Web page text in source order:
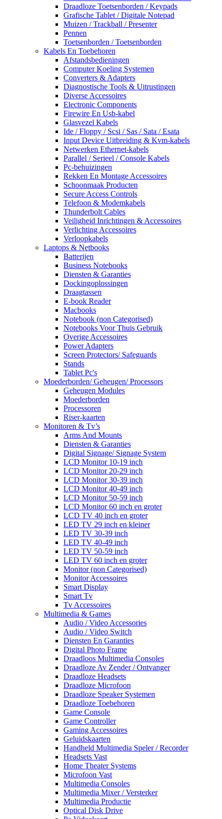
Draadloze Toetsenborden / Keypads
Grafische Tablet / Digitale Notepad
Muizen / Trackball / Presenter
Pennen
Toetsenborden / Toetsenborden
Kabels En Toebehoren
Afstandsbedieningen
Computer Koeling Systemen
Converters & Adapters
Diagnostische Tools & Uitrustingen
Diverse Accessoires
Electronic Components
Firewire En Usb-kabel
Glasvezel Kabels
Ide / Floppy / Scsi / Sas / Sata / Esata
Input Device Uitbreiding & Kvm-kabels
Netwerken Ethernet-kabels
Parallel / Serieel / Console Kabels
Pc-behuizingen
Rekken En Montage Accessoires
Schoonmaak Producten
Secure Access Controls
Telefoon & Modemkabels
Thunderbolt Cables
Veiligheid Inrichtingen & Accessoires
Verlichting Accessoires
Verloopkabels
Laptops & Netbooks
Batterijen
Business Notebooks
Diensten & Garanties
Dockingoplossingen
Draagtassen
E-book Reader
Macbooks
Notebook (non Categorised)
Notebooks Voor Thuis Gebruik
Overige Accessoires
Power Adapters
Screen Protectors/ Safeguards
Stands
Tablet Pc's
Moederborden/ Geheugen/ Processors
Geheugen Modules
Moederborden
Processoren
Riser-kaarten
Monitoren & Tv’s
Arms And Mounts
Diensten & Garanties
Digital Signage/ Signage System
LCD Monitor 10-19 inch
LCD Monitor 20-29 inch
LCD Monitor 30-39 inch
LCD Monitor 40-49 inch
LCD Monitor 50-59 inch
LCD Monitor 60 inch en groter
LCD TV 40 inch en groter
LED TV 29 inch en kleiner
LED TV 30-39 inch
LED TV 40-49 inch
LED TV 50-59 inch
LED TV 60 inch en groter
Monitor (non Categorised)
Monitor Accessoires
Smart Display
Smart Tv
Tv Accessoires
Multimedia & Games
Audio / Video Accessories
Audio / Video Switch
Diensten En Garanties
Digital Photo Frame
Draadloos Multimedia Consoles
Draadloze Av Zender / Ontvanger
Draadloze Headsets
Draadloze Microfoon
Draadloze Speaker Systemen
Draadloze Toebehoren
Game Console
Game Controller
Gaming Accessoires
Geluidskaarten
Handheld Multimedia Speler / Recorder
Headsets Vast
Home Theater Systems
Microfoon Vast
Multimedia Consoles
Multimedia Mixer / Versterker
Multimedia Productie
Optical Disk Drive